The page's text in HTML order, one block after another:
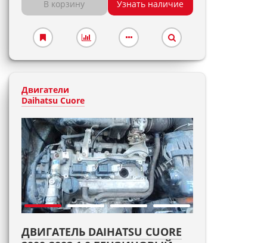
В корзину Узнать наличие
Двигатели
Daihatsu Cuore
ДВИГАТЕЛЬ DAIHATSU CUORE